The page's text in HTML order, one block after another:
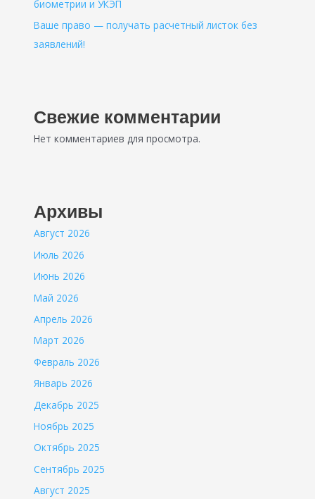
биометрии и УКЭП
Ваше право — получать расчетный листок без
заявлений!
Свежие комментарии
Нет комментариев для просмотра.
Архивы
Август 2026
Июль 2026
Июнь 2026
Май 2026
Апрель 2026
Март 2026
Февраль 2026
Январь 2026
Декабрь 2025
Ноябрь 2025
Октябрь 2025
Сентябрь 2025
Август 2025